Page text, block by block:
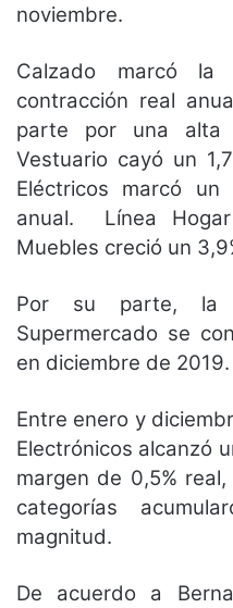
noviembre.
Calzado marcó
contracción real
parte por una alta
Vestuario cayó un
Eléctricos marcó
anual. Línea
Muebles creció un
Por su parte, la
Supermercado se
en diciembre de 2019.
Entre enero y
Electrónicos alcanzó
margen de 0,5%
categorías
magnitud.
De acuerdo a